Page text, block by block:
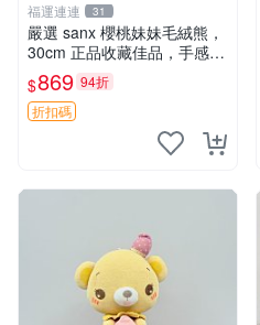
福運連連 31
嚴選 sanx 櫻桃妹妹毛絨熊，
30cm 正品收藏佳品，手感極
軟，適合贈送與收藏 櫻桃妹
妹、sanx、毛絨熊
$869 94折
折扣碼